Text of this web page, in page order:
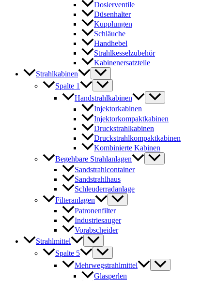
Dosierventile
Düsenhalter
Kupplungen
Schläuche
Handhebel
Strahlkesselzubehör
Kabinenersatzteile
Strahlkabinen
Spalte 1
Handstrahlkabinen
Injektorkabinen
Injektorkompaktkabinen
Druckstrahlkabinen
Druckstrahlkompaktkabinen
Kombinierte Kabinen
Begehbare Strahlanlagen
Sandstrahlcontainer
Sandstrahlhaus
Schleuderradanlage
Filteranlagen
Patronenfilter
Industriesauger
Vorabscheider
Strahlmittel
Spalte 5
Mehrwegstrahlmittel
Glasperlen